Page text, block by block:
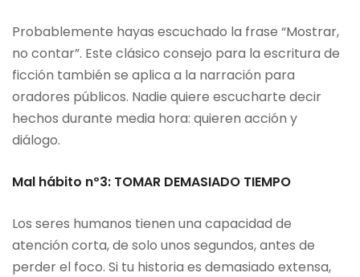
Probablemente hayas escuchado la frase “Mostrar,
no contar”. Este clásico consejo para la escritura de
ficción también se aplica a la narración para
oradores públicos. Nadie quiere escucharte decir
hechos durante media hora: quieren acción y
diálogo.
Mal hábito nº3: TOMAR DEMASIADO TIEMPO
Los seres humanos tienen una capacidad de
atención corta, de solo unos segundos, antes de
perder el foco. Si tu historia es demasiado extensa,